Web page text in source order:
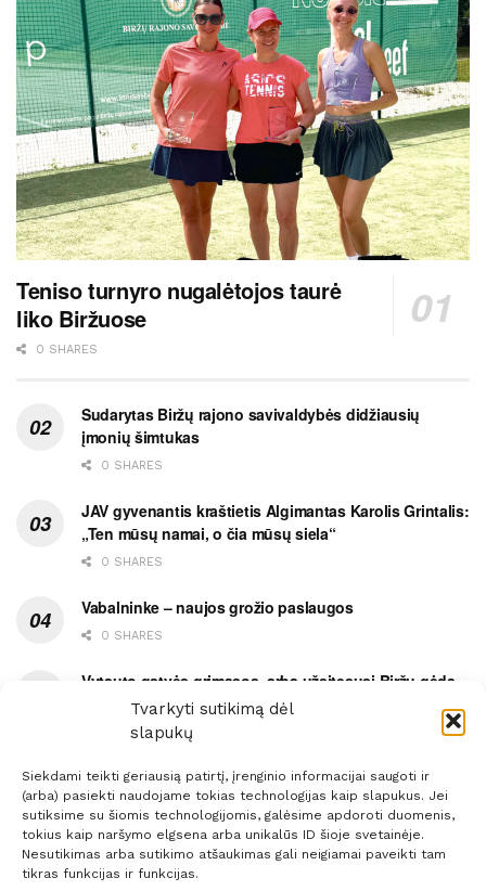
Tvarkyti sutikimą dėl
slapukų
Siekdami teikti geriausią patirtį, įrenginio informacijai saugoti ir
(arba) pasiekti naudojame tokias technologijas kaip slapukus. Jei
sutiksime su šiomis technologijomis, galėsime apdoroti duomenis,
tokius kaip naršymo elgsena arba unikalūs ID šioje svetainėje.
Nesutikimas arba sutikimo atšaukimas gali neigiamai paveikti tam
tikras funkcijas ir funkcijas.
Teniso turnyro nugalėtojos taurė
liko Biržuose
0 SHARES
Sudarytas Biržų rajono savivaldybės didžiausių
įmonių šimtukas
0 SHARES
JAV gyvenantis kraštietis Algimantas Karolis Grintalis:
„Ten mūsų namai, o čia mūsų siela“
0 SHARES
Vabalninke – naujos grožio paslaugos
0 SHARES
Vytauto gatvės grimasos, arba užsitęsusi Biržų gėda
0 SHARES
Prenumerata Reklama Taisyklės Kontaktai